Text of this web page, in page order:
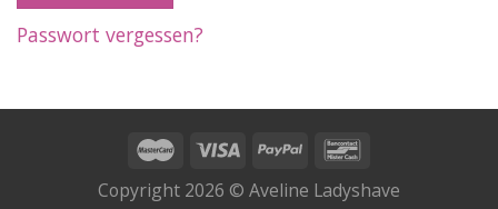
Passwort vergessen?
Copyright 2026 © Aveline Ladyshave